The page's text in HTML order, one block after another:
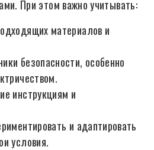
При этом важно учитывать:
материалов и
безопасности, особенно
инструкциям и
и адаптировать
условия.